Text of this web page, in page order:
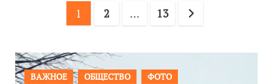
Пагинация
1 2 … 13
ПРОИСШЕСТВИЯ ФОТО